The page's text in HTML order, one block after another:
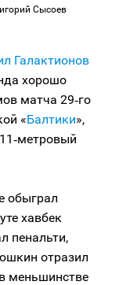
Сысоев
Галактионов
хорошо
матча 29‑го
«Балтики»,
обыграл
хавбек
пенальти,
отразил
меньшинстве